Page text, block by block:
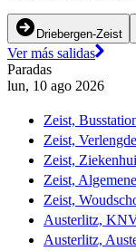
Driebergen-Zeist
Ver más salidas
Paradas
lun, 10 ago 2026
Zeist,
Zeist,
Zeist,
Zeist,
Zeist,
Austerlitz,
Austerlitz,